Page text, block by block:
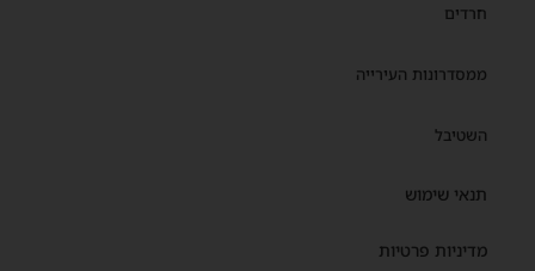
חרדים
ממסדרונות העירייה
השטיבל
תנאי שימוש
מדיניות פרטיות